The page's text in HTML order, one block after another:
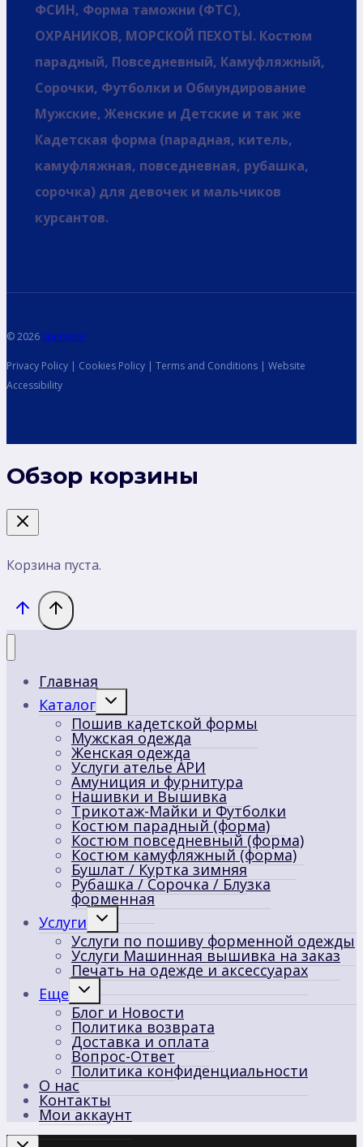
ФСИН, Форма таможни (ФТС),
ОХРАНИКОВ, МОРСКОЙ ПЕХОТЫ. Костюм
парадный, Повседневный, Камуфляжный,
Сорочки, Футболки и Обмундирование
Мужские, Женские и Детские и так же
Кадетская форма (парадная, китель,
камуфляжная, повседневная, рубашка,
сорочка) для девочек и мальчиков
курсантов.
© 2026 spetsvoin
Privacy Policy | Cookies Policy | Terms and Conditions | Website
Accessibility
Обзор корзины
Корзина пуста.
Главная
Каталог
Переключить
меню
Пошив кадетской формы
Мужская одежда
Женская одежда
Услуги ателье АРИ
Амуниция и фурнитура
Нашивки и Вышивка
Трикотаж-Майки и Футболки
Костюм парадный (форма)
Костюм повседневный (форма)
Костюм камуфляжный (форма)
Бушлат / Куртка зимняя
Рубашка / Сорочка / Блузка
форменная
Услуги
Переключить
дочернее
меню
Услуги по пошиву форменной одежды
Услуги Машинная вышивка на заказ
Печать на одежде и аксессуарах
Еще
Переключить
дочернее
меню
Блог и Новости
Политика возврата
Доставка и оплата
Вопрос-Ответ
Политика конфиденциальности
О нас
Контакты
Мои аккаунт